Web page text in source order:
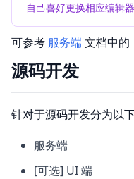
自己喜好更换相应编辑器
可参考 服务端文档中的
源码开发
针对于源码开发分为以
服务端
[可选] UI 端